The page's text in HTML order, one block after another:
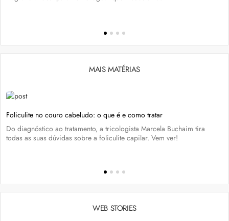
MAIS MATÉRIAS
Foliculite no couro cabeludo: o que é e como tratar
Do diagnóstico ao tratamento, a tricologista Marcela Buchaim tira
todas as suas dúvidas sobre a foliculite capilar. Vem ver!
WEB STORIES